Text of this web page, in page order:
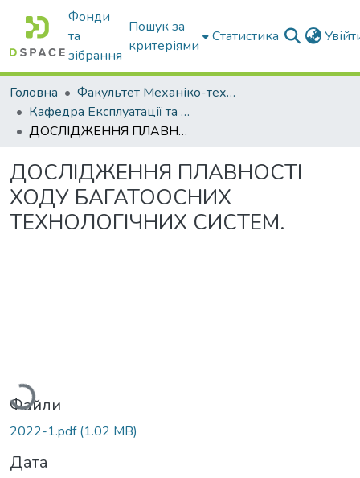
Фонди
та
зібрання
Пошук за
критеріями
Статистика
Головна
Факультет Механіко-технологічний
Кафедра Експлуатації та технічного сервісу машин
ДОСЛІДЖЕННЯ ПЛАВНОСТІ ХОДУ БАГАТООСНИХ ТЕХНОЛОГІЧНИХ СИСТЕМ.
ДОСЛІДЖЕННЯ ПЛАВНОСТІ
ХОДУ БАГАТООСНИХ
ТЕХНОЛОГІЧНИХ СИСТЕМ.
Вантажиться...
Файли
2022-1.pdf(1.02 MB)
Дата